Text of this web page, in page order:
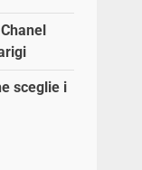
sceglie i